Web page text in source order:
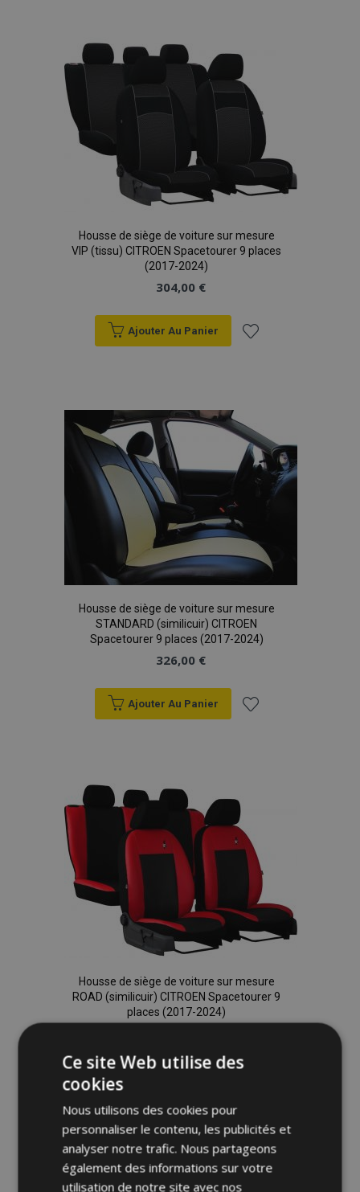
liste
d'achats
Housse de siège de voiture sur mesure
VIP (tissu) CITROEN Spacetourer 9 places
(2017-2024)
304,00 €
Ajouter Au Panier
liste
d'achats
Housse de siège de voiture sur mesure
STANDARD (similicuir) CITROEN
Spacetourer 9 places (2017-2024)
326,00 €
Ajouter Au Panier
liste
d'achats
Housse de siège de voiture sur mesure
ROAD (similicuir) CITROEN Spacetourer 9
places (2017-2024)
Ajouter
à la
liste
Ce site Web utilise des
cookies
Nous utilisons des cookies pour
personnaliser le contenu, les publicités et
analyser notre trafic. Nous partageons
également des informations sur votre
utilisation de notre site avec nos